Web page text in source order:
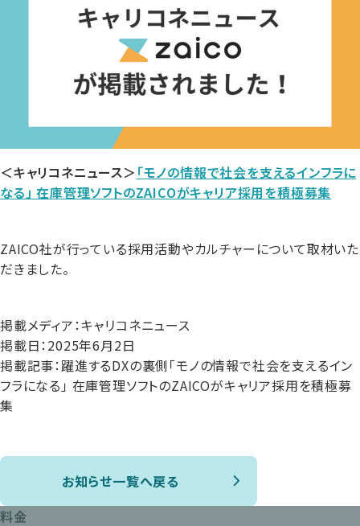
＜キャリコネニュース＞ 「モノの情報で社会を支えるインフラに
なる」 在庫管理ソフトのZAICOがキャリア採用を積極募集
ZAICO社が行っている採用活動やカルチャーについて取材いた
だきました。
掲載メディア：キャリコネニュース
掲載日：2025年6月2日
掲載記事：躍進するDXの裏側「モノの情報で社会を支えるイン
フラになる」 在庫管理ソフトのZAICOがキャリア採用を積極募
集
お知らせ一覧へ戻る
料金